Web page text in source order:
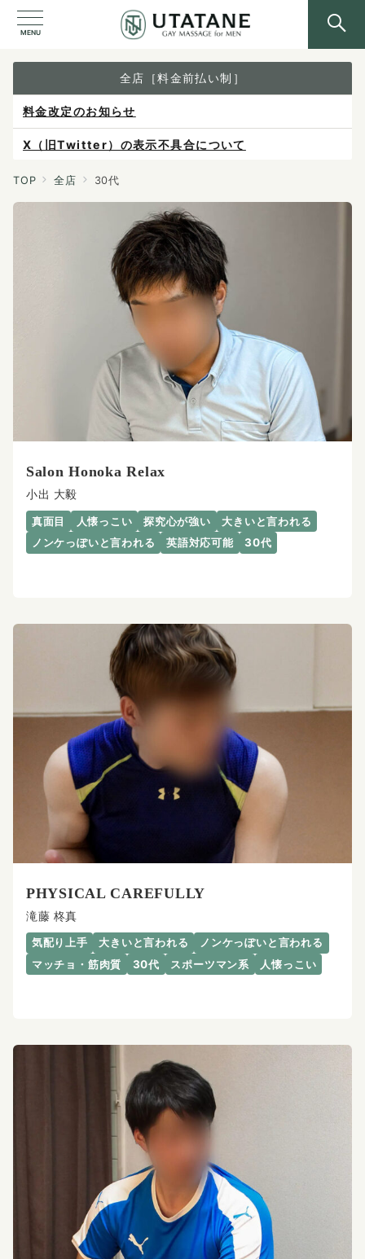
MENU
全店［料金前払い制］
料金改定のお知らせ
X（旧Twitter）の表示不具合について
ご予約は各店へ直接お問い合わせください。
料金は当日施術前にお支払いください。
感染症防止対策について
TOP 全店 30代
Salon Honoka Relax
小出 大毅
真面目 人懐っこい 探究心が強い
大きいと言われる
ノンケっぽいと言われる
英語対応可能 30代
PHYSICAL CAREFULLY
滝藤 柊真
気配り上手 大きいと言われる
ノンケっぽいと言われる
マッチョ・筋肉質
30代 スポーツマン系 人懐っこい